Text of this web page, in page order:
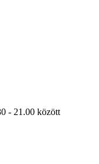
- 21.00 között